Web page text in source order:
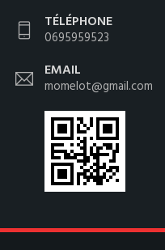
TÉLÉPHONE
0695959523
EMAIL
momelot@gmail.com